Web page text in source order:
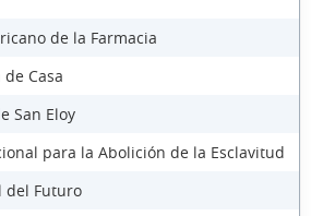
de la Farmacia
Casa
San Eloy
para la Abolición de la Esclavitud
del Futuro